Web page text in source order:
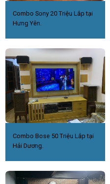
Combo Sony 20 Triệu Lắp tại
Hưng Yên.
Combo Bose 50 Triệu Lắp tại
Hải Dương.